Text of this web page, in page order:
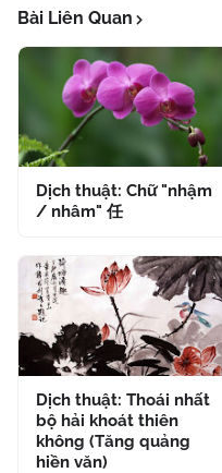
Bài Liên Quan
Dịch thuật: Chữ "nhậm
/ nhâm" 任
Dịch thuật: Thoái nhất
bộ hải khoát thiên
không (Tăng quảng
hiền văn)